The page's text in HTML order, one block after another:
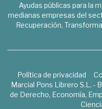
Ayudas públicas para la
medianas empresas del
Recuperación,
Política de privacidad
Marcial Pons Librero S.L. -
de Derecho, Economía,